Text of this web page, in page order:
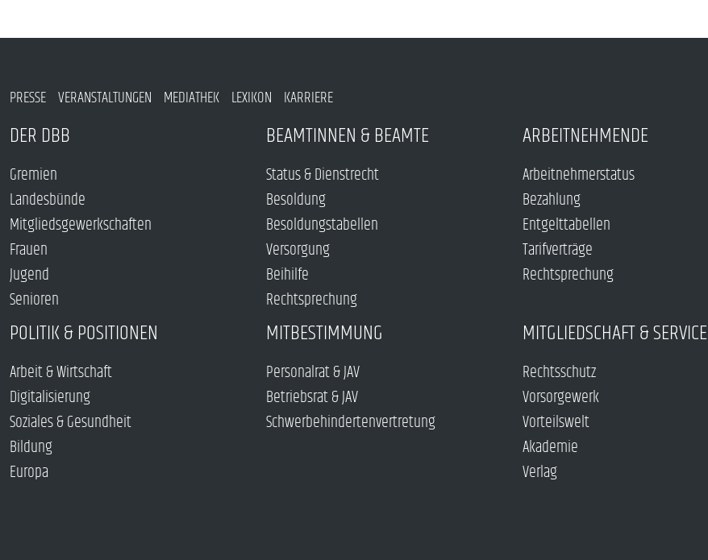
PRESSE VERANSTALTUNGEN MEDIATHEK LEXIKON KARRIERE
DER DBB
Gremien
Landesbünde
Mitgliedsgewerkschaften
Frauen
Jugend
Senioren
BEAMTINNEN & BEAMTE
Status & Dienstrecht
Besoldung
Besoldungstabellen
Versorgung
Beihilfe
Rechtsprechung
ARBEITNEHMENDE
Arbeitnehmerstatus
Bezahlung
Entgelttabellen
Tarifverträge
Rechtsprechung
POLITIK & POSITIONEN
Arbeit & Wirtschaft
Digitalisierung
Soziales & Gesundheit
Bildung
Europa
MITBESTIMMUNG
Personalrat & JAV
Betriebsrat & JAV
Schwerbehindertenvertretung
MITGLIEDSCHAFT & SERVICE
Rechtsschutz
Vorsorgewerk
Vorteilswelt
Akademie
Verlag